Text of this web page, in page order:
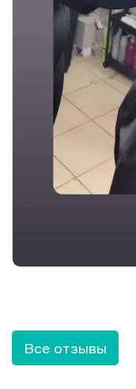
Все отзывы